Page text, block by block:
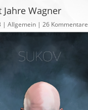
Wagner
| Allgemein | 26 Kommentare